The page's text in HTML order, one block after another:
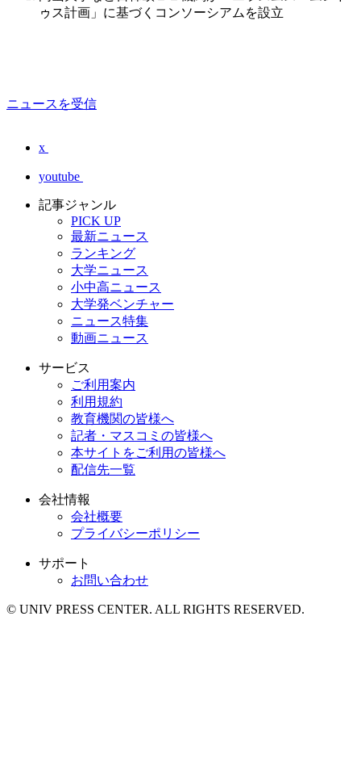
ゥス計画」に基づくコンソーシアムを設立
ニュースを受信
x
youtube
記事ジャンル
PICK UP
最新ニュース
ランキング
大学ニュース
小中高ニュース
大学発ベンチャー
ニュース特集
動画ニュース
サービス
ご利用案内
利用規約
教育機関の皆様へ
記者・マスコミの皆様へ
本サイトをご利用の皆様へ
配信先一覧
会社情報
会社概要
プライバシーポリシー
サポート
お問い合わせ
© UNIV PRESS CENTER. ALL RIGHTS RESERVED.